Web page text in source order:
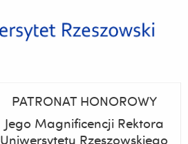
PATRONAT HONOROWY
Jego Magnificencji Rektora
Uniwersytetu Rzeszowskiego